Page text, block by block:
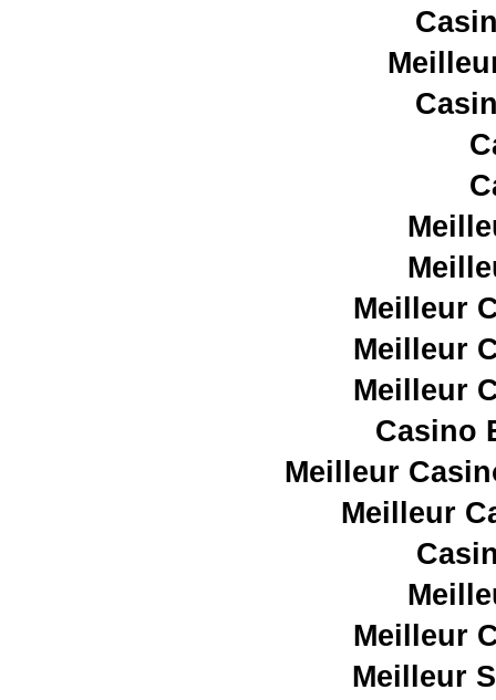
Meilleur
Meilleur
Meilleur
Casino
Meilleur
Meilleur
Meilleur
Meilleur